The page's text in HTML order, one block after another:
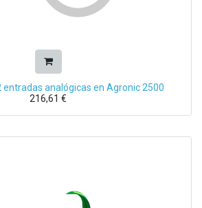
entradas analógicas en Agronic 2500
216,61 €